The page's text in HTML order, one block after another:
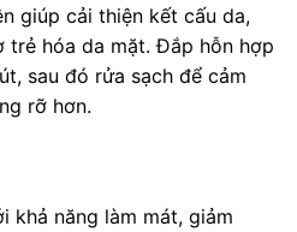
giúp cải thiện kết cấu da,
trẻ hóa da mặt. Đắp hỗn hợp
sau đó rửa sạch để cảm
rỡ hơn.
khả năng làm mát, giảm